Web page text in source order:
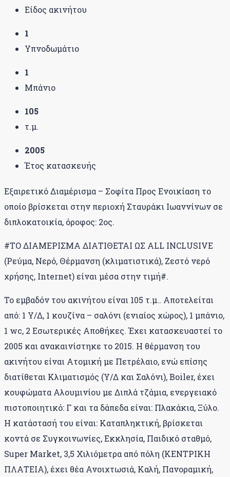
Είδος ακινήτου
1
Υπνοδωμάτιο
1
Μπάνιο
105
τ.μ.
2005
Έτος κατασκευής
Εξαιρετικό Διαμέρισμα – Σοφίτα Προς Ενοικίαση το
οποίο βρίσκεται στην περιοχή Σταυράκι Ιωαννίνων σε
διπλοκατοικία, όροφος: 2ος.
#ΤΟ ΔΙΑΜΕΡΙΣΜΑ ΔΙΑΤΙΘΕΤΑΙ ΩΣ ALL INCLUSIVE
(Ρεύμα, Νερό, Θέρμανση (κλιματιστικά), Ζεστό νερό
χρήσης, Internet) είναι μέσα στην τιμή#.
Το εμβαδόν του ακινήτου είναι 105 τ.μ.. Αποτελείται
από: 1 Υ/Δ, 1 κουζίνα – σαλόνι (ενιαίος χώρος), 1 μπάνιο,
1 wc, 2 Εσωτερικές Αποθήκες. Έχει κατασκευαστεί το
2005 και ανακαινίστηκε το 2015. Η θέρμανση του
ακινήτου είναι Ατομική με Πετρέλαιο, ενώ επίσης
διατίθεται Κλιματισμός (Υ/Δ και Σαλόνι), Boiler, έχει
κουφώματα Αλουμινίου με Διπλά τζάμια, ενεργειακό
πιστοποιητικό: Γ και τα δάπεδα είναι: Πλακάκια, Ξύλο.
Η κατάστασή του είναι: Καταπληκτική, βρίσκεται
κοντά σε Συγκοινωνίες, Εκκλησία, Παιδικό σταθμό,
Super Market, 3,5 Χιλιόμετρα από πόλη (ΚΕΝΤΡΙΚΗ
ΠΛΑΤΕΙΑ), έχει θέα Ανοιχτωσιά, Καλή, Πανοραμική,